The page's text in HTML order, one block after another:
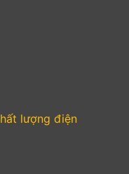
lượng điện